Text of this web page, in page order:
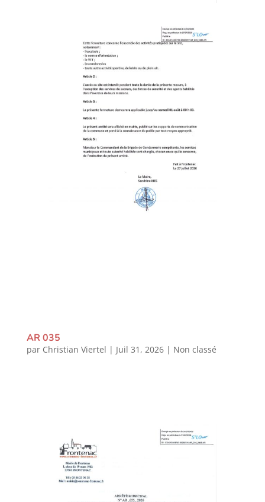
AR 035
par Christian Viertel | Juil 31, 2026| Non classé